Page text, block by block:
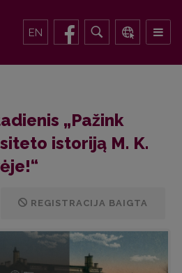
EN
„Pažink
istoriją M. K.
REGISTRACIJA BAIGTA